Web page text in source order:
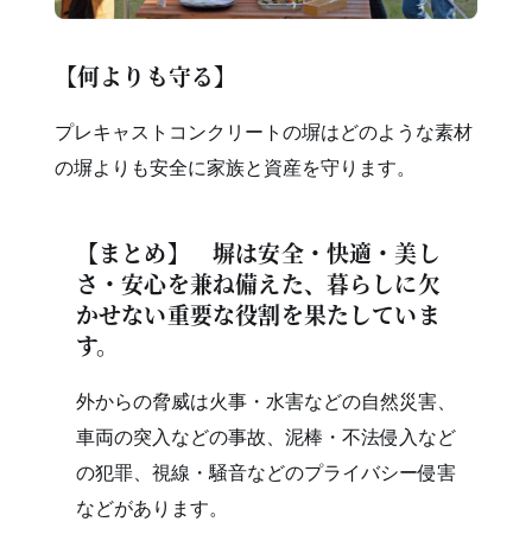
【何よりも守る】
プレキャストコンクリートの塀はどのような素材
の塀よりも安全に家族と資産を守ります。
【まとめ】 塀は安全・快適・美し
さ・安心を兼ね備えた、暮らしに欠
かせない重要な役割を果たしていま
す。
外からの脅威は火事・水害などの自然災害、
車両の突入などの事故、泥棒・不法侵入など
の犯罪、視線・騒音などのプライバシー侵害
などがあります。